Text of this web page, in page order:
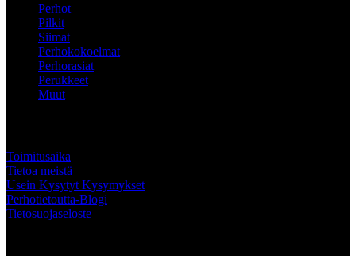
Perhot
Pilkit
Siimat
Perhokokoelmat
Perhorasiat
Perukkeet
Muut
Toimitusaika
Tietoa meistä
Usein Kysytyt Kysymykset
Perhotietoutta-Blogi
Tietosuojaseloste